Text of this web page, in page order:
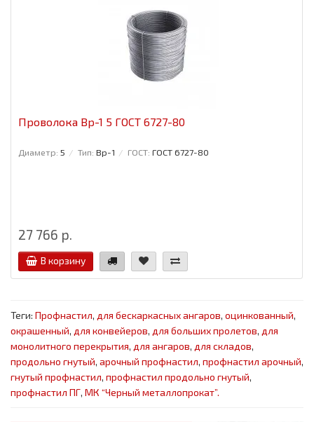
Проволока Вр-1 5 ГОСТ 6727-80
Диаметр: 5 Тип: Вр-1 ГОСТ: ГОСТ 6727-80
27 766 р.
В корзину
Теги: Профнастил, для бескаркасных ангаров, оцинкованный,
окрашенный, для конвейеров, для больших пролетов, для
монолитного перекрытия, для ангаров, для складов,
продольно гнутый, арочный профнастил, профнастил арочный,
гнутый профнастил, профнастил продольно гнутый,
профнастил ПГ, МК “Черный металлопрокат”.